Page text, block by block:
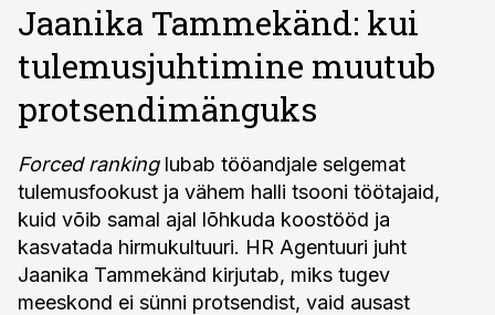
Jaanika Tammekänd: kui
tulemusjuhtimine muutub
protsendimänguks
Forced rankinglubab tööandjale selgemat
tulemusfookust ja vähem halli tsooni töötajaid,
kuid võib samal ajal lõhkuda koostööd ja
kasvatada hirmukultuuri. HR Agentuuri juht
Jaanika Tammekänd kirjutab, miks tugev
meeskond ei sünni protsendist, vaid ausast